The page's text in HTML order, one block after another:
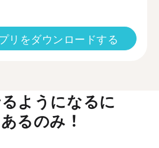
リをダウンロードする
ようになるに
るのみ！